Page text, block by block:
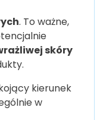
. To ważne,
skóry
kierunek
w